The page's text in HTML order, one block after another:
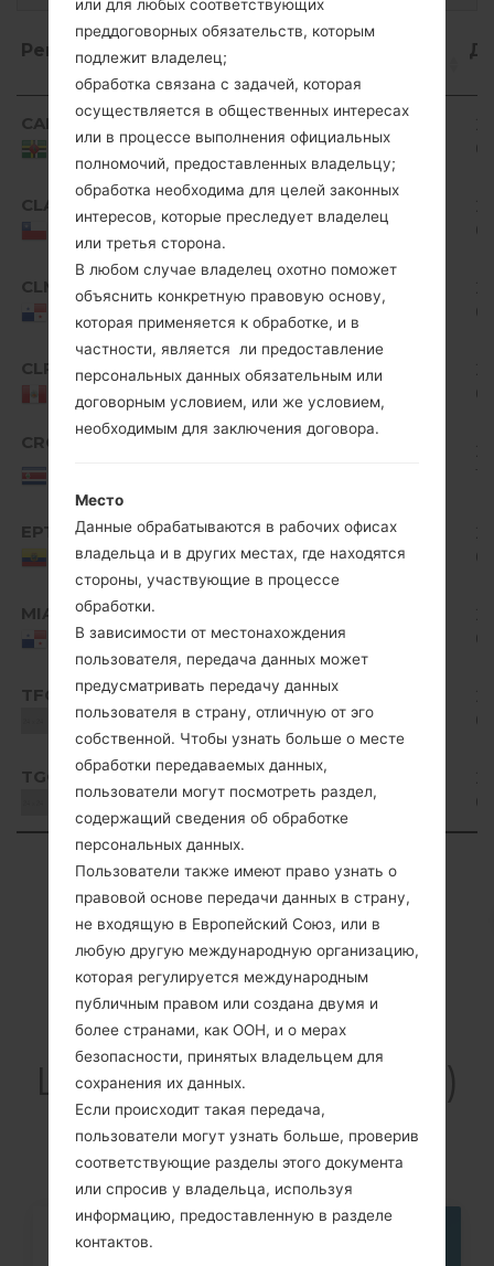
Регион
Название
файла
Регион
Название
файла
ОС Размер
CAD
Dominica
D400h10b_00.kdz
Android
4.4.x
KitKat
MiB
CLA
D400h10a_01.kdz
Android
4.4.x
MiB
CLM
D400h10b_00.kdz
Android
4.4.x
KitKat
CLP
Peru
D400h10b_00.kdz
Android
4.4.x
KitKat
CRO
Android
EPT
Ecuador
D400h10b_00.kdz
Android
4.4.x
KitKat
1005.41
MiB
MIA
Panama
D400h10b_00.kdz
4.4.x
KitKat
TFO
Unknown
D400h10c_00.kdz
Android
4.4.x
KitKat
TGO
Unknown
D400h10b_00.kdz
Android
4.4.x
KitKat
Showing 1 to 9 of 9 entries
Previous 1 Next
Cтатьи
LGD400H(LGD400H)
akaLG L90
или для любых соответствующих
преддоговорных обязательств, которым
подлежит владелец;
обработка связана с задачей, которая
осуществляется в общественных интересах
или в процессе выполнения официальных
полномочий, предоставленных владельцу;
обработка необходима для целей законных
интересов, которые преследует владелец
или третья сторона.
В любом случае владелец охотно поможет
объяснить конкретную правовую основу,
которая применяется к обработке, и в
частности, является ли предоставление
персональных данных обязательным или
договорным условием, или же условием,
необходимым для заключения договора.
Место
Данные обрабатываются в рабочих офисах
владельца и в других местах, где находятся
стороны, участвующие в процессе
обработки.
В зависимости от местонахождения
пользователя, передача данных может
предусматривать передачу данных
пользователя в страну, отличную от эго
собственной. Чтобы узнать больше о месте
обработки передаваемых данных,
пользователи могут посмотреть раздел,
содержащий сведения об обработке
персональных данных.
Пользователи также имеют право узнать о
правовой основе передачи данных в страну,
не входящую в Европейский Союз, или в
любую другую международную организацию,
которая регулируется международным
публичным правом или создана двумя и
более странами, как ООН, и о мерах
безопасности, принятых владельцем для
сохранения их данных.
Если происходит такая передача,
пользователи могут узнать больше, проверив
соответствующие разделы этого документа
или спросив у владельца, используя
информацию, предоставленную в разделе
контактов.